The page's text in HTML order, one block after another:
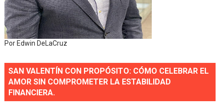
Por Edwin DeLaCruz
SAN VALENTÍN CON PROPÓSITO: CÓMO CELEBRAR EL
AMOR SIN COMPROMETER LA ESTABILIDAD
FINANCIERA.